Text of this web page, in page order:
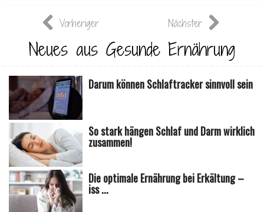
Vorheriger Nächster
Neues aus Gesunde Ernährung
Darum können Schlaftracker sinnvoll sein
So stark hängen Schlaf und Darm wirklich
zusammen!
Die optimale Ernährung bei Erkältung –
iss ...